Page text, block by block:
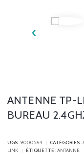
‹
ANTENNE TP-
BUREAU
UGS :9000564 CATÉGORIES :
LINK
ÉTIQUETTE :ANTANNE